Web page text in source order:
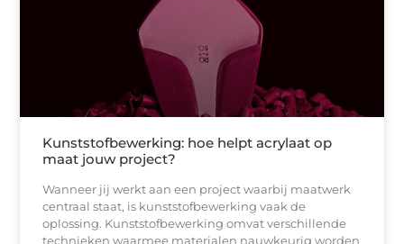
Kunststofbewerking: hoe helpt acrylaat op
maat jouw project?
Wanneer jij werkt aan een project waarbij maatwerk
centraal staat, is kunststofbewerking vaak de
oplossing. Kunststofbewerking omvat verschillende
technieken waarmee materialen nauwkeurig worden